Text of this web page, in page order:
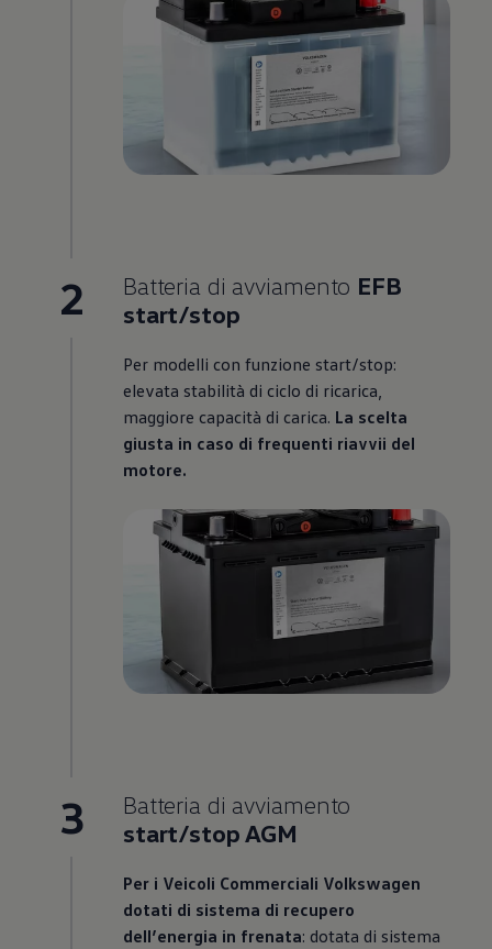
2 Batteria di avviamento EFB
start/stop
Per modelli con funzione start/stop:
elevata stabilità di ciclo di ricarica,
maggiore capacità di carica. La scelta
giusta in caso di frequenti riavvii del
motore.
3
Batteria di avviamento
start/stop AGM
Per i Veicoli Commerciali Volkswagen
dotati di sistema di recupero
dell’energia in frenata: dotata di sistema